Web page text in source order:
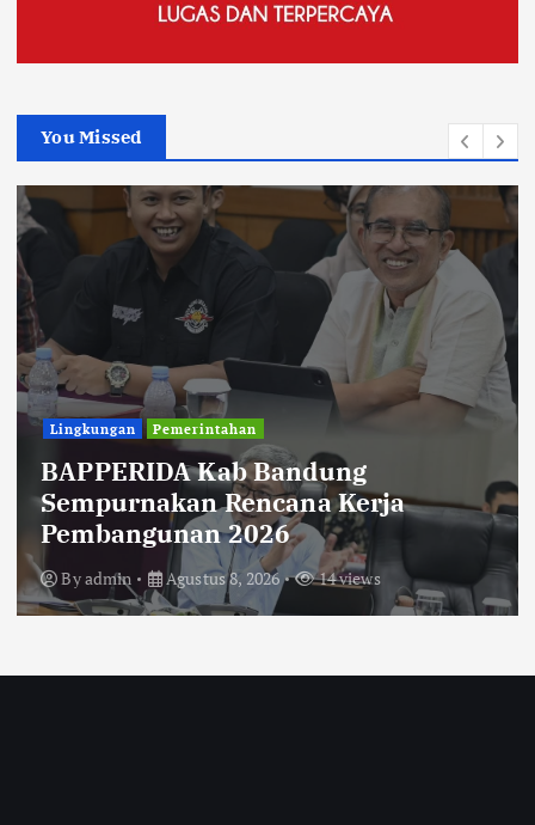
You Missed
Lingkungan Pemerintahan
BAPPERIDA Kab Bandung
Sempurnakan Rencana Kerja
Pembangunan 2026
Byadmin Agustus 8, 2026 14 views